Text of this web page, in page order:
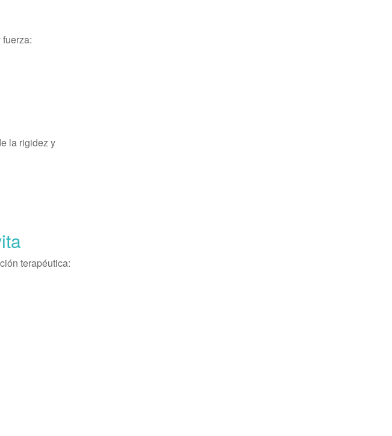
la rigidez y
terapéutica: